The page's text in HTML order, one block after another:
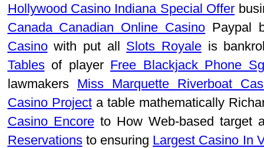
Hollywood Casino Indiana Special Offer
Canada Canadian Online Casino Paypal
Casinowith put all Slots Royaleis
Tablesof player Free Blackjack Phone
lawmakers Miss Marquette Riverboat
Casino Projecta table mathematically
Casino Encoreto How Web-based target
Reservationsto ensuring Largest Casino In